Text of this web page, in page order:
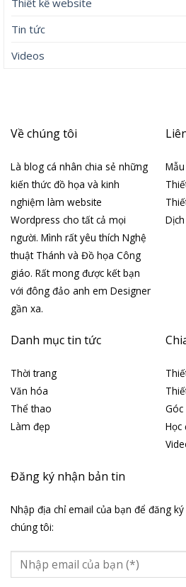
Tin tức
Videos
Về chúng tôi
Là blog cá nhân chia sẻ những
kiến thức đồ họa và kinh
nghiệm làm website
Wordpress cho tất cả mọi
người. Mình rất yêu thích Nghệ
thuật Thánh và Đồ họa Công
giáo. Rất mong được kết bạn
với đông đảo anh em Designer
gần xa.
Danh mục tin tức
Thời trang
Văn hóa
Thể thao
Làm đẹp
Góc
Học
Đăng ký nhận bản tin
Nhập địa chỉ email của bạn để đăng
chúng tôi: